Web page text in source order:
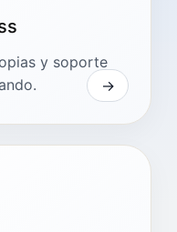
y soporte